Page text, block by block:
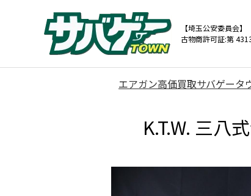
【埼玉公安委員会】
古物商許可証:第
エアガン高価買取サバゲータ
K.T.W. 三八